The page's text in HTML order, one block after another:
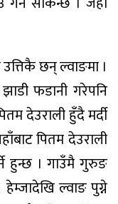
छन् ल्वाङमा ।
झाडी फडानी गरेपनि
देउराली हुँदै मर्दी
पितम देउराली
हुन्छ । गाउँमै गुरुङ
हेम्जादेखि ल्वाङ पुग्ने